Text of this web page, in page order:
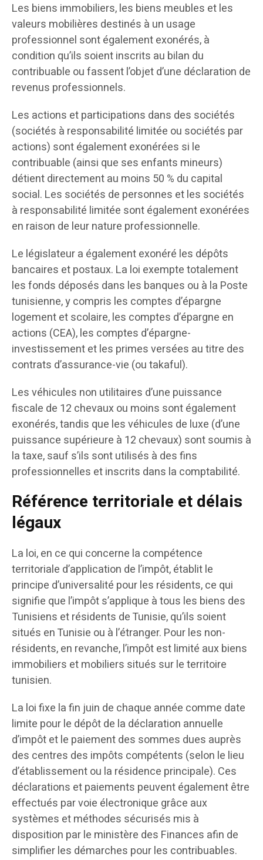
Les biens immobiliers, les biens meubles et les
valeurs mobilières destinés à un usage
professionnel sont également exonérés, à
condition qu’ils soient inscrits au bilan du
contribuable ou fassent l’objet d’une déclaration de
revenus professionnels.
Les actions et participations dans des sociétés
(sociétés à responsabilité limitée ou sociétés par
actions) sont également exonérées si le
contribuable (ainsi que ses enfants mineurs)
détient directement au moins 50 % du capital
social. Les sociétés de personnes et les sociétés
à responsabilité limitée sont également exonérées
en raison de leur nature professionnelle.
Le législateur a également exonéré les dépôts
bancaires et postaux. La loi exempte totalement
les fonds déposés dans les banques ou à la Poste
tunisienne, y compris les comptes d’épargne
logement et scolaire, les comptes d’épargne en
actions (CEA), les comptes d’épargne-
investissement et les primes versées au titre des
contrats d’assurance-vie (ou takaful).
Les véhicules non utilitaires d’une puissance
fiscale de 12 chevaux ou moins sont également
exonérés, tandis que les véhicules de luxe (d’une
puissance supérieure à 12 chevaux) sont soumis à
la taxe, sauf s’ils sont utilisés à des fins
professionnelles et inscrits dans la comptabilité.
Référence territoriale et délais
légaux
La loi, en ce qui concerne la compétence
territoriale d’application de l’impôt, établit le
principe d’universalité pour les résidents, ce qui
signifie que l’impôt s’applique à tous les biens des
Tunisiens et résidents de Tunisie, qu’ils soient
situés en Tunisie ou à l’étranger. Pour les non-
résidents, en revanche, l’impôt est limité aux biens
immobiliers et mobiliers situés sur le territoire
tunisien.
La loi fixe la fin juin de chaque année comme date
limite pour le dépôt de la déclaration annuelle
d’impôt et le paiement des sommes dues auprès
des centres des impôts compétents (selon le lieu
d’établissement ou la résidence principale). Ces
déclarations et paiements peuvent également être
effectués par voie électronique grâce aux
systèmes et méthodes sécurisés mis à
disposition par le ministère des Finances afin de
simplifier les démarches pour les contribuables.